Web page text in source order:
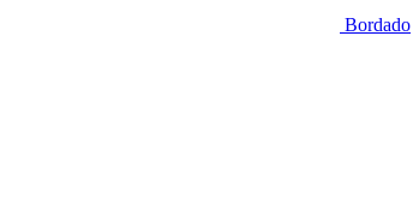
Bordado